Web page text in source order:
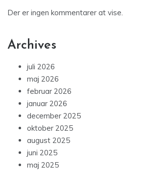
Der er ingen kommentarer at vise.
Archives
juli 2026
maj 2026
februar 2026
januar 2026
december 2025
oktober 2025
august 2025
juni 2025
maj 2025